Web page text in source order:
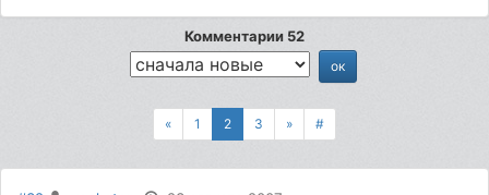
Комментарии 52
« 1 2 3 » #